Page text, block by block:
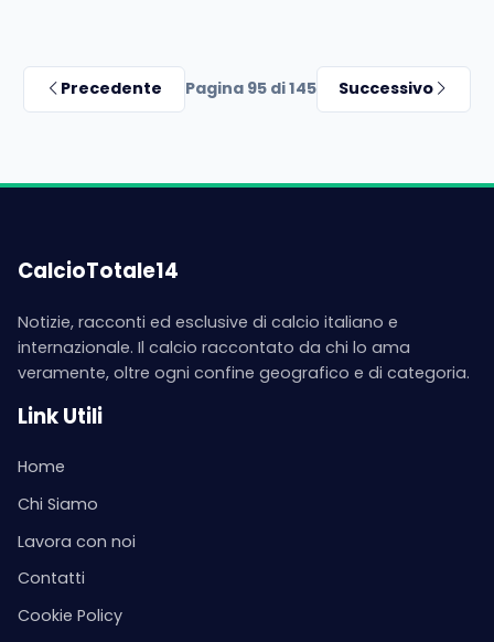
Precedente Pagina 95 di 145 Successivo
CalcioTotale14
Notizie, racconti ed esclusive di calcio italiano e
internazionale. Il calcio raccontato da chi lo ama
veramente, oltre ogni confine geografico e di categoria.
Link Utili
Home
Chi Siamo
Lavora con noi
Contatti
Cookie Policy